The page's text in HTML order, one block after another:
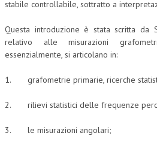
stabile controllabile, sottratto a
Questa introduzione è stata scritta da
relativo alle misurazioni
essenzialmente, si articolano in:
1. grafometrie primarie, ricerche
2. rilievi statistici delle frequenze
3. le misurazioni angolari;